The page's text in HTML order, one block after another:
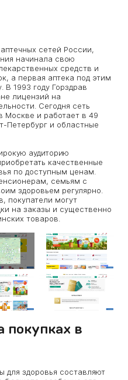
сетей России,
начинала свою
средств и
а первая аптека под этим
В 1993 году Горздрав
лицензий на
Сегодня сеть
Москве и работает в 49
Петербург и областные
аудиторию
качественные
по доступным ценам.
семьям с
здоровьем регулярно.
покупатели могут
на заказы и существенно
товаров.
покупках в
для здоровья составляют